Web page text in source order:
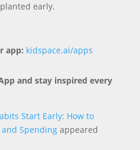
early.
app: kidspace.ai/apps
and stay inspired every
Start Early: How to
Spendingappeared